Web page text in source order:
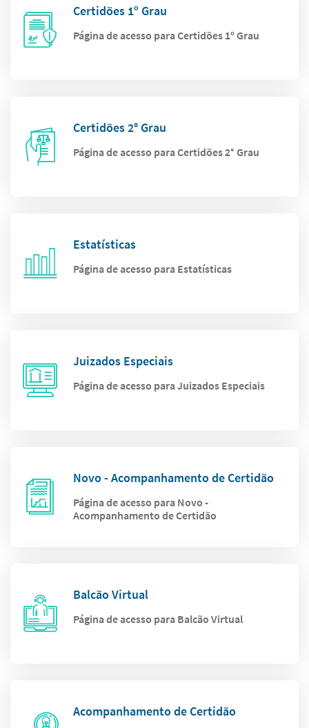
Certidões 1º Grau
Página de acesso para Certidões 1º Grau
Certidões 2° Grau
Página de acesso para Certidões 2° Grau
Estatísticas
Página de acesso para Estatísticas
Juizados Especiais
Página de acesso para Juizados Especiais
Novo - Acompanhamento de Certidão
Página de acesso para Novo -
Acompanhamento de Certidão
Balcão Virtual
Página de acesso para Balcão Virtual
Acompanhamento de Certidão